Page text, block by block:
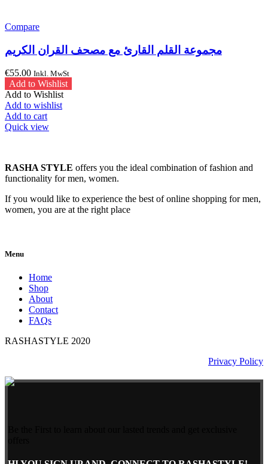
options
may
be
chosen
on
the
product
Compare
مجموعة القلم القارئ مع مصحف القران الكريم
€55.00 Inkl. MwSt
Add to Wishlist
Add to Wishlist
Add to wishlist
Add to cart
Quick view
RASHA STYLE offers you the ideal combination of fashion and
functionality for men, women.
If you would like to experience the best of online shopping for men,
women, you are at the right place
Menu
Home
Shop
About
Contact
FAQs
RASHASTYLE 2020
Privacy Policy